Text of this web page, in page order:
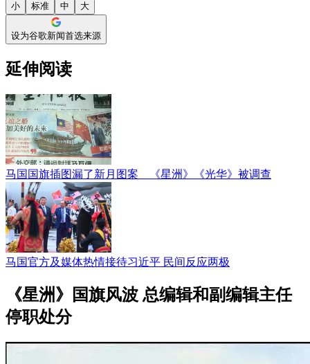
小 标准 中 大
设为谷歌新闻首选来源
延伸阅读
马国国旗插图漏了新月图案 《星洲》《光华》被调查
马国官方及媒体热情接待习近平 民间反应两极
《星洲》国旗风波 总编辑和副编辑主任
停职处分